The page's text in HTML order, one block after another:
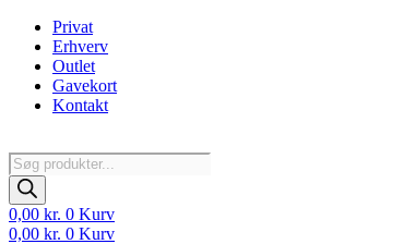
Videre
indhold
Privat
Erhverv
Outlet
Gavekort
Kontakt
Products
search
0,00 kr. 0 Kurv
0,00 kr. 0 Kurv